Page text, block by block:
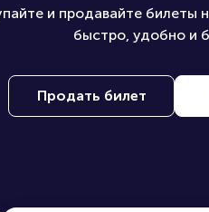
и продавайте билеты
быстро, удобно и
Продать билет